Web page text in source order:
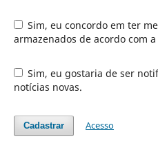
Sim, eu concordo em ter meus dados coletados e
armazenados de acordo com a
Sim, eu gostaria de ser notificado(a) de publicações e
notícias novas.
Cadastrar Acesso